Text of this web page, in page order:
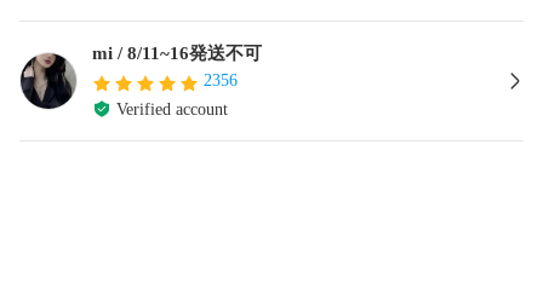
mi / 8/11~16発送不可
2356
Verified account